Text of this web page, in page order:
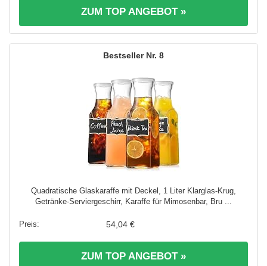
ZUM TOP ANGEBOT »
8
Quadratische Glaskaraffe mit Deckel, 1 Liter Klarglas-Krug,
Getränke-Serviergeschirr, Karaffe für Mimosenbar, Bru ...
54,04 €
ZUM TOP ANGEBOT »